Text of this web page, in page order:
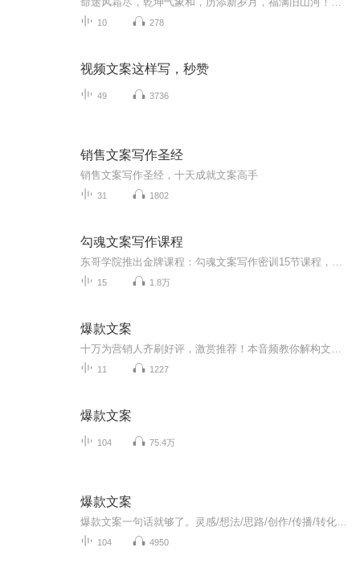
10 278
视频文案这样写，秒赞
49 3736
销售文案写作圣经
销售文案写作圣经，十天成就文案高手
31 1802
勾魂文案写作课程
15 1.8万
爆款文案
11 1227
爆款文案
104 75.4万
爆款文案
104 4950